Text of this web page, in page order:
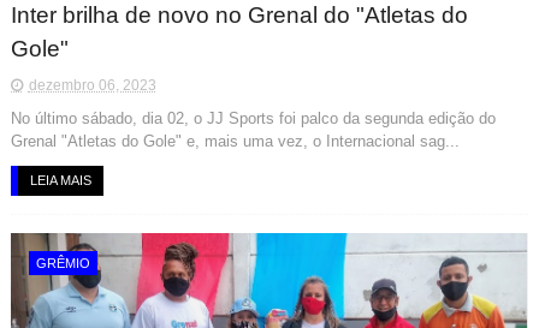
Inter brilha de novo no Grenal do "Atletas do
Gole"
dezembro 06, 2023
No último sábado, dia 02, o JJ Sports foi palco da segunda edição do
Grenal "Atletas do Gole" e, mais uma vez, o Internacional sag...
LEIA MAIS
GRÊMIO